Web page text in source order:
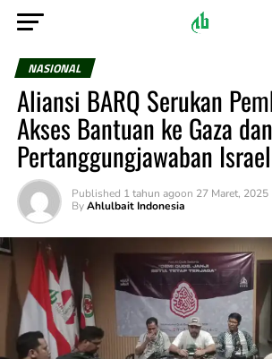
NASIONAL
Aliansi BARQ Serukan
Akses Bantuan ke Gaza
Pertanggungjawaban Israel
Published 1 tahun agoon 27 Maret, 2025
By Ahlulbait Indonesia